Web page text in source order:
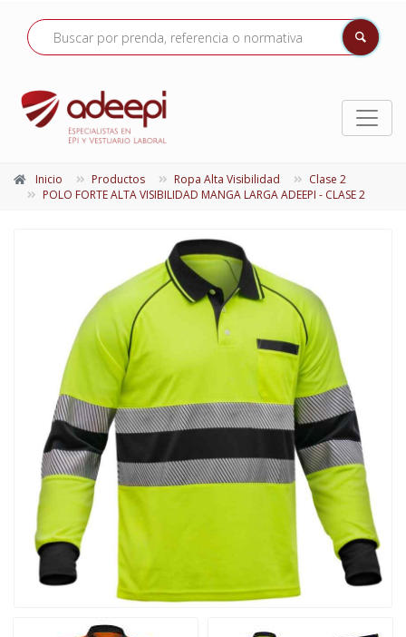
Inicio Productos Ropa Alta Visibilidad
Clase 2
POLO FORTE ALTA VISIBILIDAD MANGA LARGA ADEEPI - CLASE 2